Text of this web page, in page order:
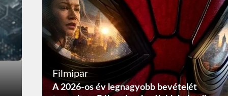
Filmipar
A 2026-os év legnagyobb bevételét